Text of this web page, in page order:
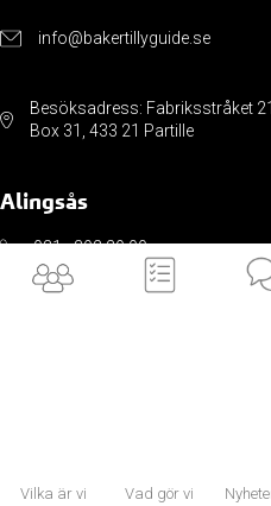
info@bakertillyguide.se
Besöksadress: Fabriksstråket
Box 31, 433 21 Partille
Alingsås
031 - 392 29 00
Vilka är vi Vad gör vi